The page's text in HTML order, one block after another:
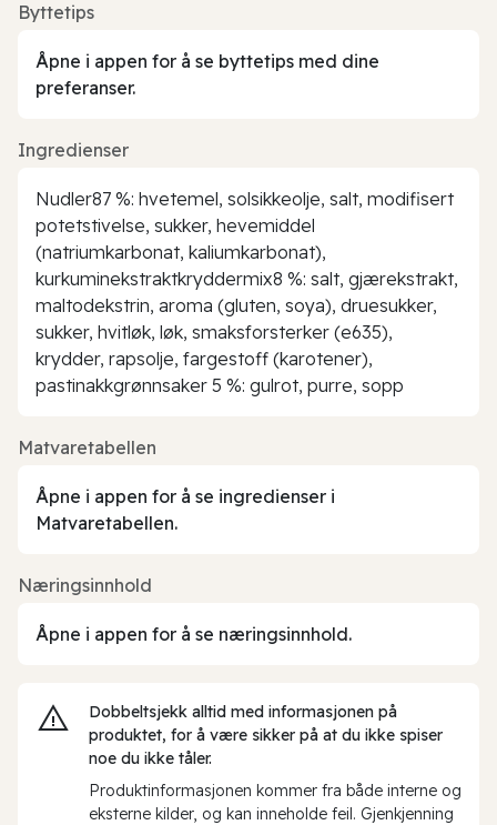
Byttetips
Åpne i appen for å se byttetips med dine
preferanser.
Ingredienser
Nudler87 %: hvetemel, solsikkeolje, salt, modifisert
potetstivelse, sukker, hevemiddel
(natriumkarbonat, kaliumkarbonat),
kurkuminekstraktkryddermix8 %: salt, gjærekstrakt,
maltodekstrin, aroma (gluten, soya), druesukker,
sukker, hvitløk, løk, smaksforsterker (e635),
krydder, rapsolje, fargestoff (karotener),
pastinakkgrønnsaker 5 %: gulrot, purre, sopp
Matvaretabellen
Åpne i appen for å se ingredienser i
Matvaretabellen.
Næringsinnhold
Åpne i appen for å se næringsinnhold.
Dobbeltsjekk alltid med informasjonen på
produktet, for å være sikker på at du ikke spiser
noe du ikke tåler.
Produktinformasjonen kommer fra både interne og
eksterne kilder, og kan inneholde feil. Gjenkjenning